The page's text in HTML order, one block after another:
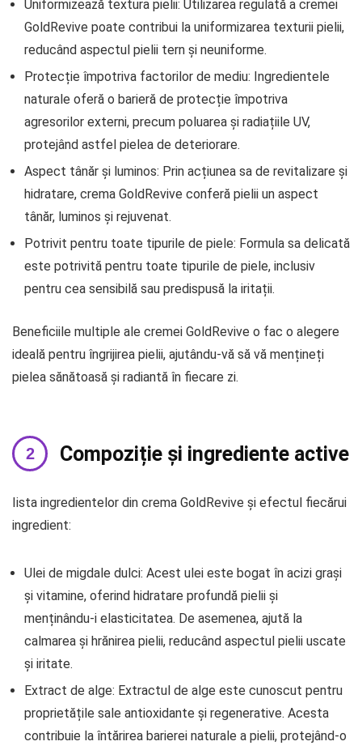
Uniformizează textura pielii: Utilizarea regulată a cremei
GoldRevive poate contribui la uniformizarea texturii pielii,
reducând aspectul pielii tern și neuniforme.
Protecție împotriva factorilor de mediu: Ingredientele
naturale oferă o barieră de protecție împotriva
agresorilor externi, precum poluarea și radiațiile UV,
protejând astfel pielea de deteriorare.
Aspect tânăr și luminos: Prin acțiunea sa de revitalizare și
hidratare, crema GoldRevive conferă pielii un aspect
tânăr, luminos și rejuvenat.
Potrivit pentru toate tipurile de piele: Formula sa delicată
este potrivită pentru toate tipurile de piele, inclusiv
pentru cea sensibilă sau predispusă la iritații.
Beneficiile multiple ale cremei GoldRevive o fac o alegere
ideală pentru îngrijirea pielii, ajutându-vă să vă mențineți
pielea sănătoasă și radiantă în fiecare zi.
Compoziție și ingrediente active
Iista ingredientelor din crema GoldRevive și efectul fiecărui
ingredient:
Ulei de migdale dulci: Acest ulei este bogat în acizi grași
și vitamine, oferind hidratare profundă pielii și
menținându-i elasticitatea. De asemenea, ajută la
calmarea și hrănirea pielii, reducând aspectul pielii uscate
și iritate.
Extract de alge: Extractul de alge este cunoscut pentru
proprietățile sale antioxidante și regenerative. Acesta
contribuie la întărirea barierei naturale a pielii, protejând-o